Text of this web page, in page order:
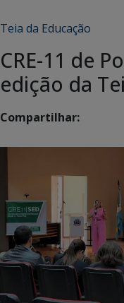
Teia da Educação
CRE-11 de
edição da
Compartilhar: